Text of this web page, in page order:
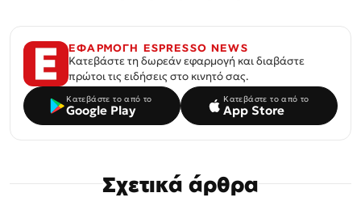
ΕΦΑΡΜΟΓΗ ESPRESSO NEWS
Κατεβάστε τη δωρεάν εφαρμογή και διαβάστε
πρώτοι τις ειδήσεις στο κινητό σας.
Κατεβάστε το από το
Google Play
Κατεβάστε το από το
App Store
Σχετικά άρθρα